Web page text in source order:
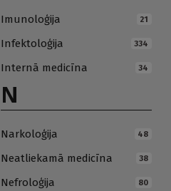
Imunoloģija 21
Infektoloģija 334
Internā medicīna 34
N
Narkoloģija 48
Neatliekamā medicīna 38
Nefroloģija 80